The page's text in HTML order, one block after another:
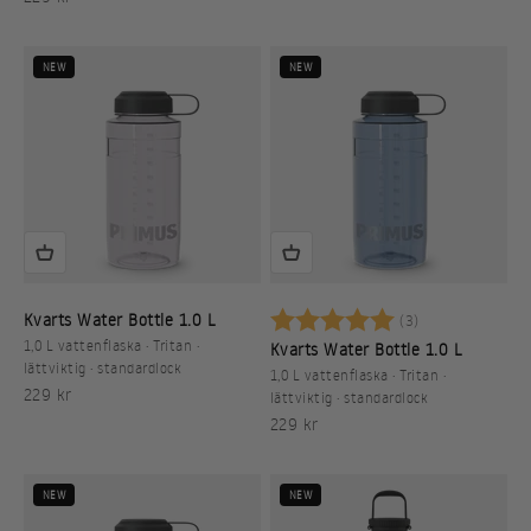
NEW
Kvarts Water Bottle 1.0 L
1,0 L vattenflaska · Tritan ·
lättviktig · standardlock
REA-pris
229 kr
NEW
Betyg: (3)
Kvarts Water Bottle 1.0 L
1,0 L vattenflaska · Tritan ·
lättviktig · standardlock
REA-pris
229 kr
NEW NEW